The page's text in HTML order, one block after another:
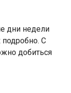
дни недели
С
добиться